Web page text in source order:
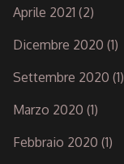
Aprile 2021 (2)
Dicembre 2020 (1)
Settembre 2020 (1)
Marzo 2020 (1)
Febbraio 2020 (1)